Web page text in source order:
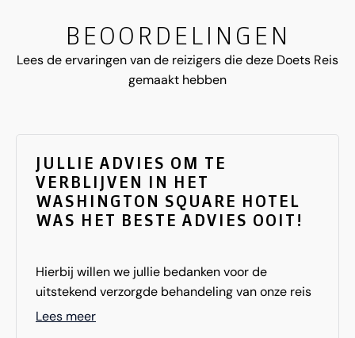
BEOORDELINGEN
Lees de ervaringen van de reizigers die deze Doets Reis
gemaakt hebben
JULLIE ADVIES OM TE
VERBLIJVEN IN HET
WASHINGTON SQUARE HOTEL
WAS HET BESTE ADVIES OOIT!
Hierbij willen we jullie bedanken voor de
uitstekend verzorgde behandeling van onze reis
naar New York. De voorbereiding was plezierig en
Lees meer